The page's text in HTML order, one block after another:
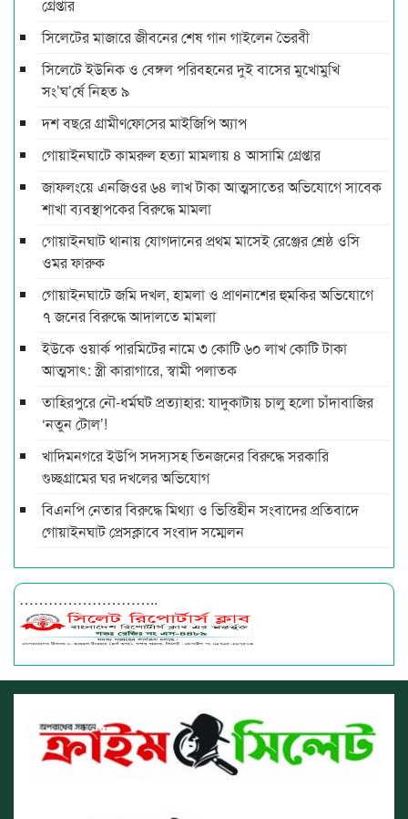
গ্রেপ্তার
সিলেটের মাজারে জীবনের শেষ গান গাইলেন ভৈরবী
সিলেটে ইউনিক ও বেঙ্গল পরিবহনের দুই বাসের মুখোমুখি
সং’ঘ’র্ষে নিহত ৯
দশ বছ‌রে গ্রামীণ‌ফো‌সের মাইজিপি অ্যাপ
গোয়াইনঘাটে কামরুল হত্যা মামলায় ৪ আসামি গ্রেপ্তার
জাফলংয়ে এনজিওর ৬৪ লাখ টাকা আত্মসাতের অভিযোগে সাবেক
শাখা ব্যবস্থাপকের বিরুদ্ধে মামলা
গোয়াইনঘাট থানায় যোগদানের প্রথম মাসেই রেঞ্জের শ্রেষ্ঠ ওসি
ওমর ফারুক
গোয়াইনঘাটে জমি দখল, হামলা ও প্রাণনাশের হুমকির অভিযোগে
৭ জনের বিরুদ্ধে আদালতে মামলা
ইউকে ওয়ার্ক পারমিটের নামে ৩ কোটি ৬০ লাখ কোটি টাকা
আত্মসাৎ: স্ত্রী কারাগারে, স্বামী পলাতক
তাহিরপুরে নৌ-ধর্মঘট প্রত্যাহার: যাদুকাটায় চালু হলো চাঁদাবাজির
‘নতুন টোল’!
খাদিমনগরে ইউপি সদস্যসহ তিনজনের বিরুদ্ধে সরকারি
গুচ্ছগ্রামের ঘর দখলের অভিযোগ
বিএনপি নেতার বিরুদ্ধে মিথ্যা ও ভিত্তিহীন সংবাদের প্রতিবাদে
গোয়াইনঘাট প্রেসক্লাবে সংবাদ সম্মেলন
………………………..